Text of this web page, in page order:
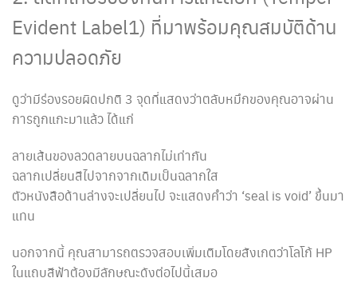
Evident Label1) ที่มาพร้อมคุณสมบัติด้าน
ความปลอดภัย
ดูว่ามีร่องรอยผิดปกติ 3 จุดที่แสดงว่าตลับหมึกของคุณอาจผ่าน
การถูกแกะมาแล้ว ได้แก่
ลายเส้นของลวดลายบนฉลากไม่เท่ากัน
ฉลากเปลี่ยนสีไปจากจากเดิมเป็นฉลากใส
ตัวหนังสือด้านล่างจะเปลี่ยนไป จะแสดงคำว่า ‘seal is void’ ขึ้นมา
แทน
นอกจากนี้ คุณสามารถตรวจสอบเพิ่มเติมโดยสังเกตว่าโลโก้ HP
ในแถบสีฟ้าต้องมีลักษณะดังต่อไปนี้เสมอ